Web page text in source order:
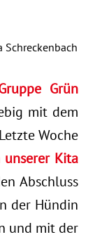
Schreckenbach
Grün
mit dem
Woche
unserer Kita
Abschluss
der Hündin
und mit der